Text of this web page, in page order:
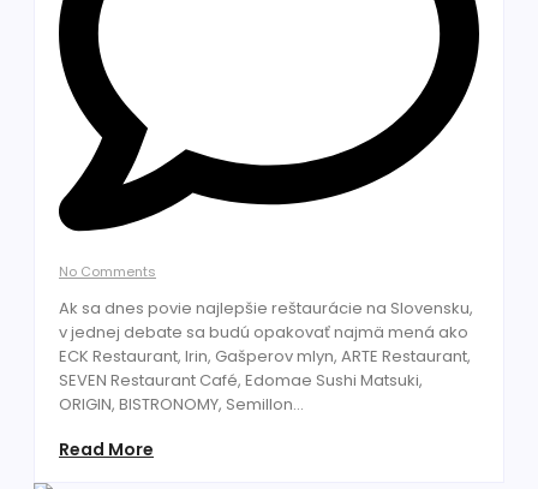
No Comments
Ak sa dnes povie najlepšie reštaurácie na Slovensku,
v jednej debate sa budú opakovať najmä mená ako
ECK Restaurant, Irin, Gašperov mlyn, ARTE Restaurant,
SEVEN Restaurant Café, Edomae Sushi Matsuki,
ORIGIN, BISTRONOMY, Semillon...
Read More